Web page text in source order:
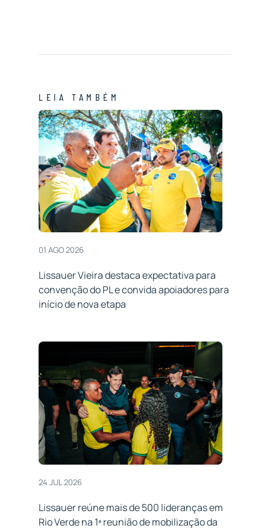
LEIA TAMBÉM
01 AGO 2026
Lissauer Vieira destaca expectativa para
convenção do PL e convida apoiadores para
início de nova etapa
24 JUL 2026
Lissauer reúne mais de 500 lideranças em
Rio Verde na 1ª reunião de mobilização da